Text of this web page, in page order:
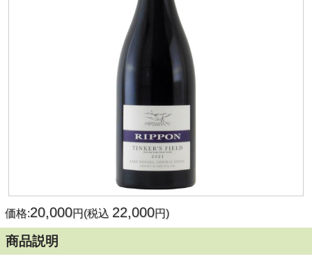
価格:20,000円(税込 22,000円)
商品説明